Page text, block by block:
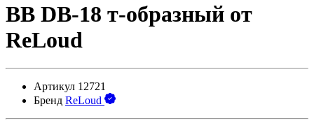
BB DB-18 т-образный от
ReLoud
Артикул 12721
Бренд ReLoud